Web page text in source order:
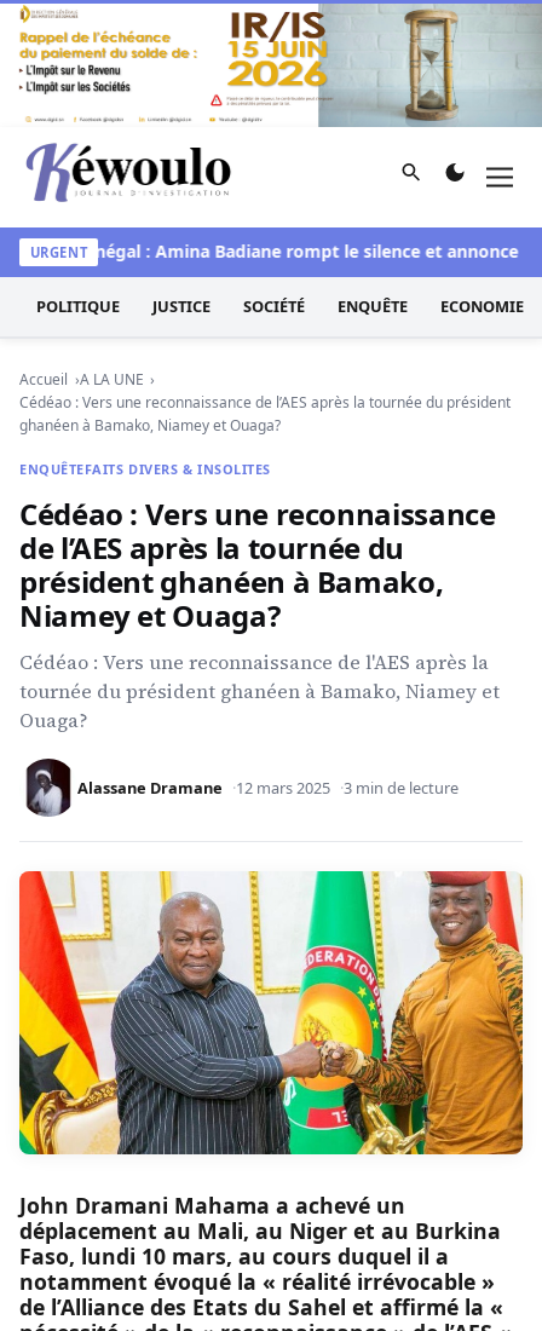
Aller au contenu
Kéwoulo, le premier site d'information et d'investigation
Rechercher
URGENT
Miss Sénégal : Amina Badiane rompt le silence et annonce une
POLITIQUE JUSTICE SOCIÉTÉ ENQUÊTE ECONOMIE
Accueil
A LA UNE
Cédéao : Vers une reconnaissance de l’AES après la tournée du président
ghanéen à Bamako, Niamey et Ouaga?
ENQUÊTEFAITS DIVERS & INSOLITES
Cédéao : Vers une reconnaissance
de l’AES après la tournée du
président ghanéen à Bamako,
Niamey et Ouaga?
Cédéao : Vers une reconnaissance de l'AES après la
tournée du président ghanéen à Bamako, Niamey et
Ouaga?
Alassane Dramane 12 mars 2025 3 min de lecture
John Dramani Mahama a achevé un
déplacement au Mali, au Niger et au Burkina
Faso, lundi 10 mars, au cours duquel il a
notamment évoqué la « réalité irrévocable »
de l’Alliance des Etats du Sahel et affirmé la «